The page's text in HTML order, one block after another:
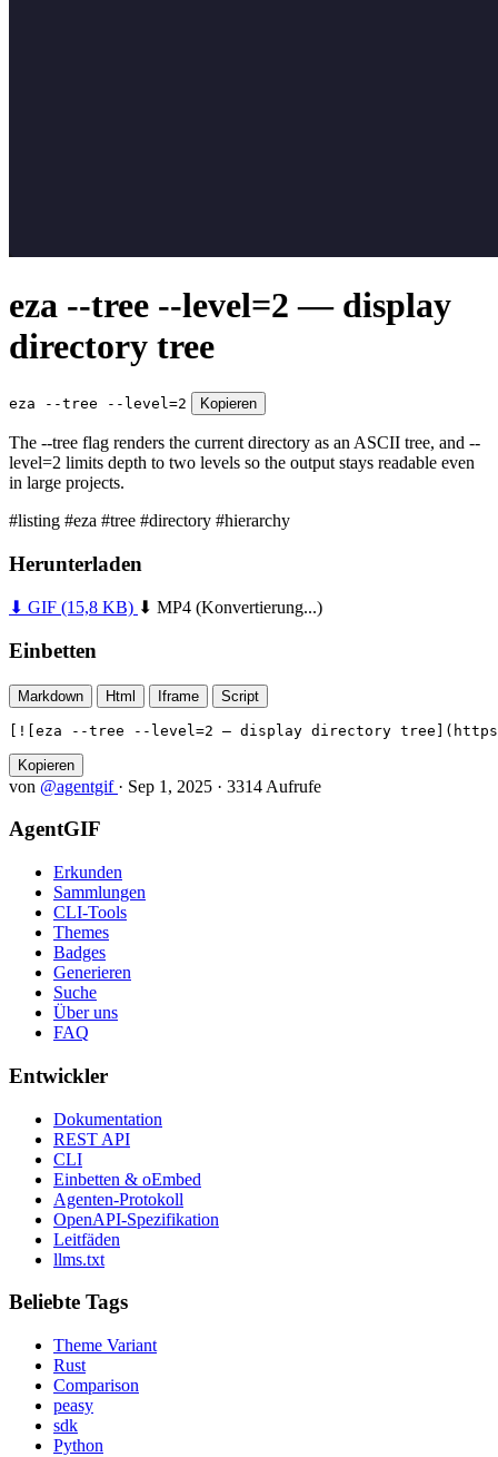
eza --tree --level=2 — display
directory tree
eza --tree --level=2 Kopieren
The --tree flag renders the current directory as an ASCII tree, and --
level=2 limits depth to two levels so the output stays readable even
in large projects.
#listing #eza #tree #directory #hierarchy
Herunterladen
⬇ GIF (15,8 KB) ⬇ MP4 (Konvertierung...)
Einbetten
Markdown Html Iframe Script
[![eza --tree --level=2 — display directory
Kopieren
von @agentgif · Sep 1, 2025 · 3314 Aufrufe
AgentGIF
Erkunden
Sammlungen
CLI-Tools
Themes
Badges
Generieren
Suche
Über uns
FAQ
Entwickler
Dokumentation
REST API
CLI
Einbetten & oEmbed
Agenten-Protokoll
OpenAPI-Spezifikation
Leitfäden
llms.txt
Beliebte Tags
Theme Variant
Rust
Comparison
peasy
sdk
Python